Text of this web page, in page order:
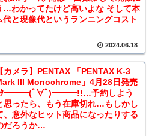
…わかってたけど高いよな そして本
と現像代というランニングコスト
2024.06.18
【カメラ】PENTAX 「PENTAX K-3
III Monochrome」4月28日発売
━━━(ﾟ∀ﾟ)━━━!!…予約しよう
思ったら、もう在庫切れ…もしかし
、意外なヒット商品になったりする
だろうか…